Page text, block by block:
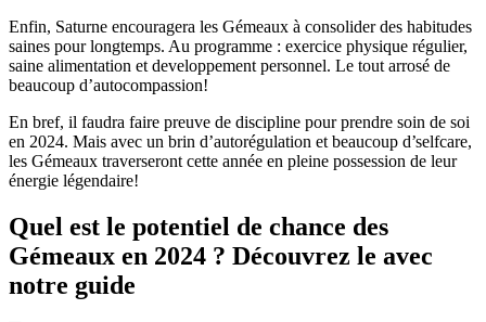
Enfin, Saturne encouragera les Gémeaux à consolider des habitudes
saines pour longtemps. Au programme : exercice physique régulier,
saine alimentation et developpement personnel. Le tout arrosé de
beaucoup d’autocompassion!
En bref, il faudra faire preuve de discipline pour prendre soin de soi
en 2024. Mais avec un brin d’autorégulation et beaucoup d’selfcare,
les Gémeaux traverseront cette année en pleine possession de leur
énergie légendaire!
Quel est le potentiel de chance des
Gémeaux en 2024 ? Découvrez le avec
notre guide